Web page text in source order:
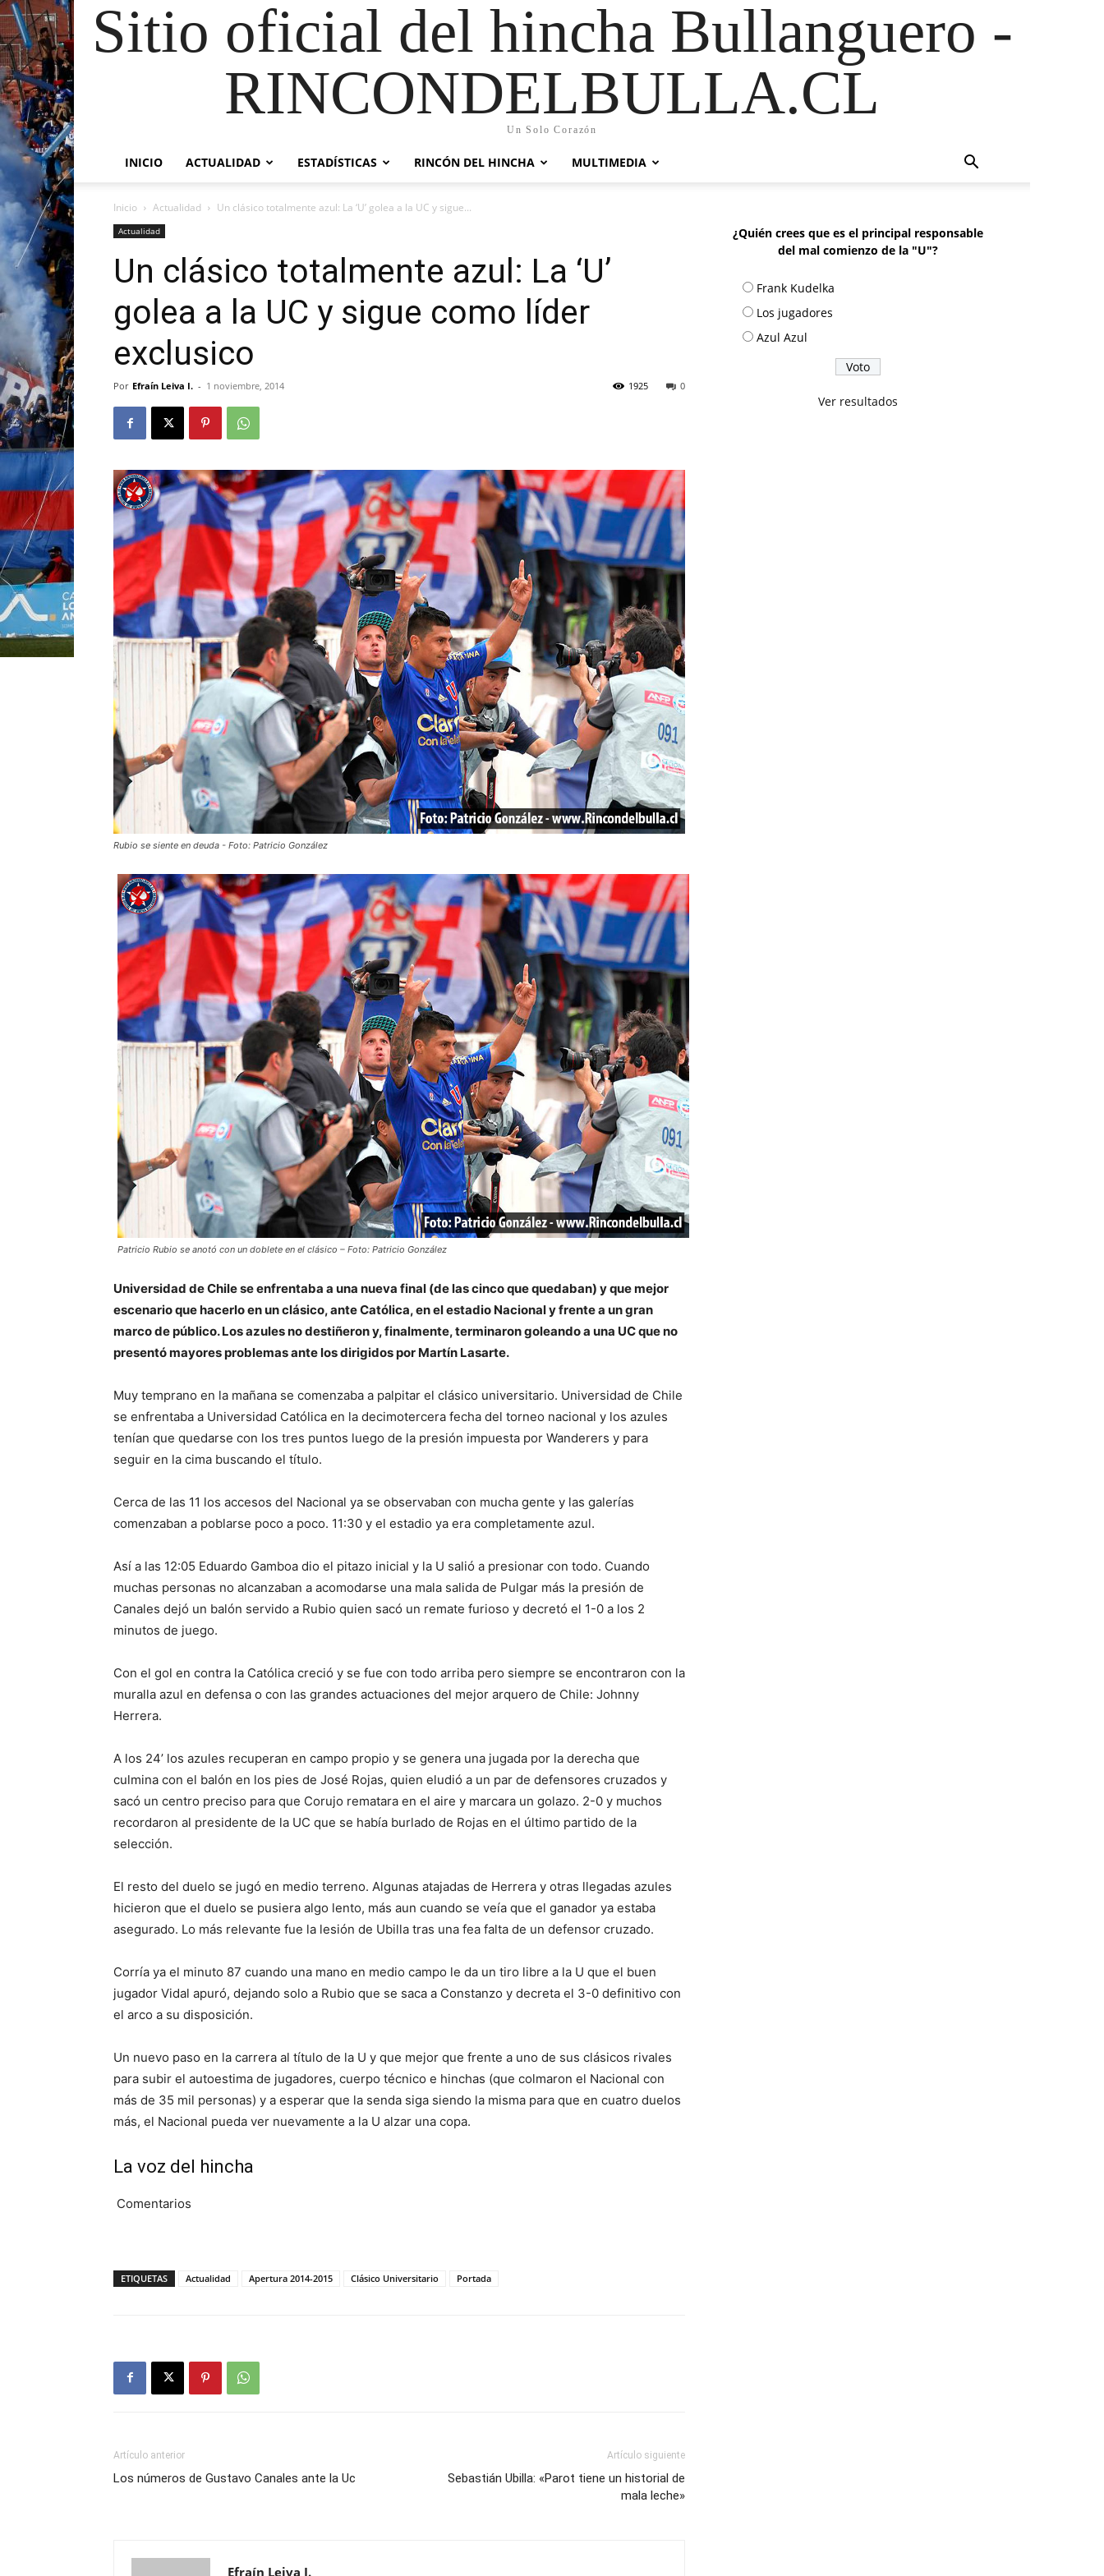
Sitio oficial del hincha Bullanguero -
RINCONDELBULLA.CL
Un Solo Corazón
INICIO ACTUALIDAD ESTADÍSTICAS RINCÓN DEL HINCHA MULTIMEDIA
Inicio Actualidad Un clásico totalmente azul: La ‘U’ golea a la UC y sigue...
Actualidad
Un clásico totalmente azul: La ‘U’
golea a la UC y sigue como líder
exclusico
Por Efraín Leiva I. - 1 noviembre, 2014 0
1925
Rubio se siente en deuda - Foto: Patricio González
Patricio Rubio se anotó con un doblete en el clásico – Foto: Patricio González
Universidad de Chile se enfrentaba a una nueva final (de las cinco que quedaban) y que mejor
escenario que hacerlo en un clásico, ante Católica, en el estadio Nacional y frente a un gran
marco de público. Los azules no destiñeron y, finalmente, terminaron goleando a una UC que no
presentó mayores problemas ante los dirigidos por Martín Lasarte.
Muy temprano en la mañana se comenzaba a palpitar el clásico universitario. Universidad de Chile
se enfrentaba a Universidad Católica en la decimotercera fecha del torneo nacional y los azules
tenían que quedarse con los tres puntos luego de la presión impuesta por Wanderers y para
seguir en la cima buscando el título.
Cerca de las 11 los accesos del Nacional ya se observaban con mucha gente y las galerías
comenzaban a poblarse poco a poco. 11:30 y el estadio ya era completamente azul.
Así a las 12:05 Eduardo Gamboa dio el pitazo inicial y la U salió a presionar con todo. Cuando
muchas personas no alcanzaban a acomodarse una mala salida de Pulgar más la presión de
Canales dejó un balón servido a Rubio quien sacó un remate furioso y decretó el 1-0 a los 2
minutos de juego.
Con el gol en contra la Católica creció y se fue con todo arriba pero siempre se encontraron con la
muralla azul en defensa o con las grandes actuaciones del mejor arquero de Chile: Johnny
Herrera.
A los 24’ los azules recuperan en campo propio y se genera una jugada por la derecha que
culmina con el balón en los pies de José Rojas, quien eludió a un par de defensores cruzados y
sacó un centro preciso para que Corujo rematara en el aire y marcara un golazo. 2-0 y muchos
recordaron al presidente de la UC que se había burlado de Rojas en el último partido de la
selección.
El resto del duelo se jugó en medio terreno. Algunas atajadas de Herrera y otras llegadas azules
hicieron que el duelo se pusiera algo lento, más aun cuando se veía que el ganador ya estaba
asegurado. Lo más relevante fue la lesión de Ubilla tras una fea falta de un defensor cruzado.
Corría ya el minuto 87 cuando una mano en medio campo le da un tiro libre a la U que el buen
jugador Vidal apuró, dejando solo a Rubio que se saca a Constanzo y decreta el 3-0 definitivo con
el arco a su disposición.
Un nuevo paso en la carrera al título de la U y que mejor que frente a uno de sus clásicos rivales
para subir el autoestima de jugadores, cuerpo técnico e hinchas (que colmaron el Nacional con
más de 35 mil personas) y a esperar que la senda siga siendo la misma para que en cuatro duelos
más, el Nacional pueda ver nuevamente a la U alzar una copa.
La voz del hincha
Comentarios
ETIQUETAS Actualidad Apertura 2014-2015 Clásico Universitario Portada
Artículo anterior
Los números de Gustavo Canales ante la Uc
Artículo siguiente
Sebastián Ubilla: «Parot tiene un historial de
mala leche»
Efraín Leiva I.
¿Quién crees que es el principal responsable
del mal comienzo de la "U"?
Frank Kudelka
Los jugadores
Azul Azul
Ver resultados